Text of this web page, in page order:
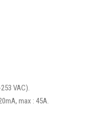
VAC).
max : 45A.